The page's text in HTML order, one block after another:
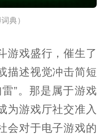
典）
游戏盛行，催生了
描述视觉冲击简短
”。那是属于游戏
为游戏厅社交准入
会对于电子游戏的